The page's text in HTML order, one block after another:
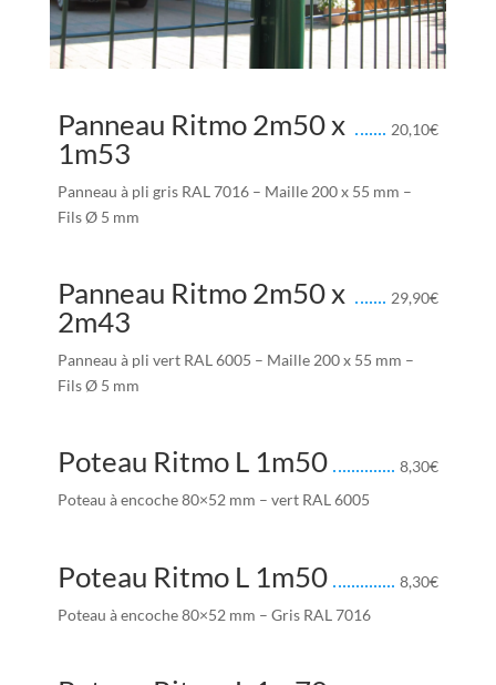
Panneau Ritmo 2m50 x
1m53
20,10€
Panneau à pli gris RAL 7016 – Maille 200 x 55 mm –
Fils Ø 5 mm
Panneau Ritmo 2m50 x
2m43
29,90€
Panneau à pli vert RAL 6005 – Maille 200 x 55 mm –
Fils Ø 5 mm
Poteau Ritmo L 1m50 8,30€
Poteau à encoche 80×52 mm – vert RAL 6005
Poteau Ritmo L 1m50 8,30€
Poteau à encoche 80×52 mm – Gris RAL 7016